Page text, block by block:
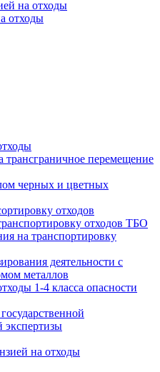
на отходы
отходы
трансграничное перемещение
черных и цветных
отходов
отходов ТБО
на транспортировку
деятельности с
металлов
1-4 класса опасности
экспертизы
на отходы